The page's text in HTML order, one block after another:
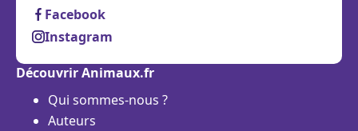
Facebook
Instagram
Découvrir Animaux.fr
Qui sommes-nous ?
Auteurs